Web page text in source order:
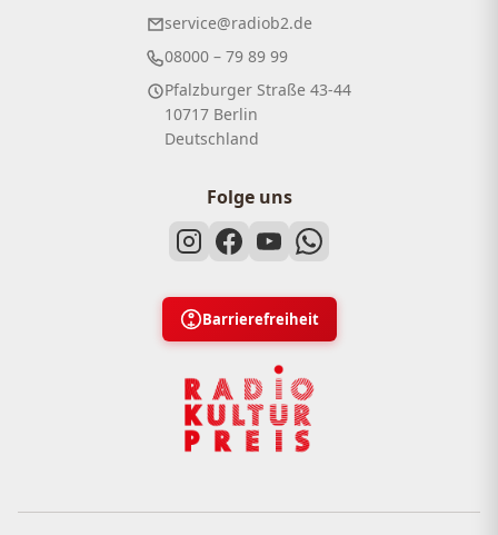
service@radiob2.de
08000 – 79 89 99
Pfalzburger Straße 43-44
10717 Berlin
Deutschland
Folge uns
Barrierefreiheit